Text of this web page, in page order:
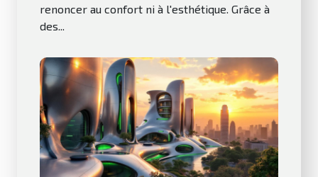
renoncer au confort ni à l'esthétique. Grâce à
des...